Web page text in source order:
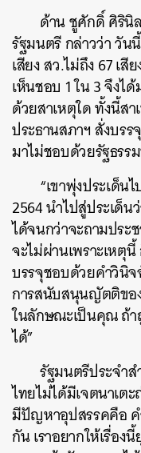
ด้าน ชูศักดิ์ ศิรินิ
รัฐมนตรี กล่าวว่า วัน
เสียง สว.ไม่ถึง 67 เ
เห็นชอบ 1 ใน 3 จึงไ
ด้วยสาเหตุใด ทั้งนี้ส
ประธานสภาฯ สั่งบรร
มาไม่ชอบด้วยรัฐธร
“เขาพุ่งประเด็
2564 นำไปสู่ประเด็
ได้จนกว่าจะถามประ
จะไม่ผ่านเพราะเหตุ
บรรจุชอบด้วยคำวินิ
การสนับสนุนญัตติขอ
ในลักษณะเป็นคุณ ถ้า
ได้”
รัฐมนตรีประจำ
ไทยไม่ได้มีเจตนาเต
มีปัญหาอุปสรรคคือ
กัน เราอยากให้เรื่อง
SHARE